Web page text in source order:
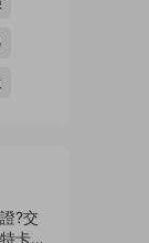
?交
卡洛